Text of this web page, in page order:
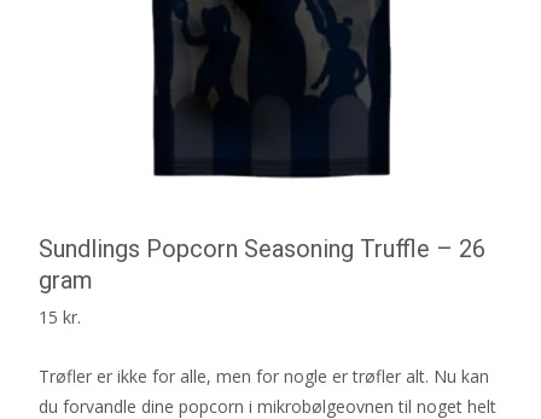
Sundlings Popcorn Seasoning Truffle – 26
gram
15 kr.
Trøfler er ikke for alle, men for nogle er trøfler alt. Nu kan
du forvandle dine popcorn i mikrobølgeovnen til noget helt